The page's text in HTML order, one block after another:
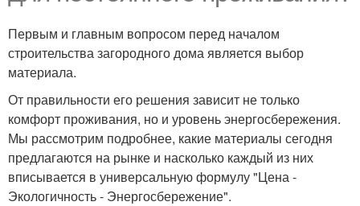
Первым и главным вопросом перед началом
строительства загородного дома является выбор
материала.
От правильности его решения зависит не только
комфорт проживания, но и уровень энергосбережения.
Мы рассмотрим подробнее, какие материалы сегодня
предлагаются на рынке и насколько каждый из них
вписывается в универсальную формулу "Цена -
Экологичность - Энергосбережение".